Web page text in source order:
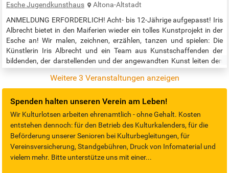
Esche Jugendkunsthaus
Altona-Altstadt
ANMELDUNG ERFORDERLICH! Acht- bis 12-Jährige aufgepasst! Iris
Albrecht bietet in den Maiferien wieder ein tolles Kunstprojekt in der
Esche an! Wir malen, zeichnen, erzählen, tanzen und spielen: Die
Künstlerin Iris Albrecht und ein Team aus Kunstschaffenden der
bildenden, der darstellenden und der angewandten Kunst leiten den
im Hamburger Hafen. Zwischen Himmel und Erde entstehen unsere
Weitere 3 Veranstaltungen anzeigen
Spenden halten unseren Verein am Leben!
Wir Kulturlotsen arbeiten ehrenamtlich - ohne Gehalt. Kosten
entstehen dennoch: für den Betrieb des Kulturkalenders, für die
Beförderung unserer Senioren bei Kulturbegleitungen, für
Vereinsversicherung, Standgebühren, Druck von Infomaterial und
vielem mehr. Bitte unterstütze uns mit einer...